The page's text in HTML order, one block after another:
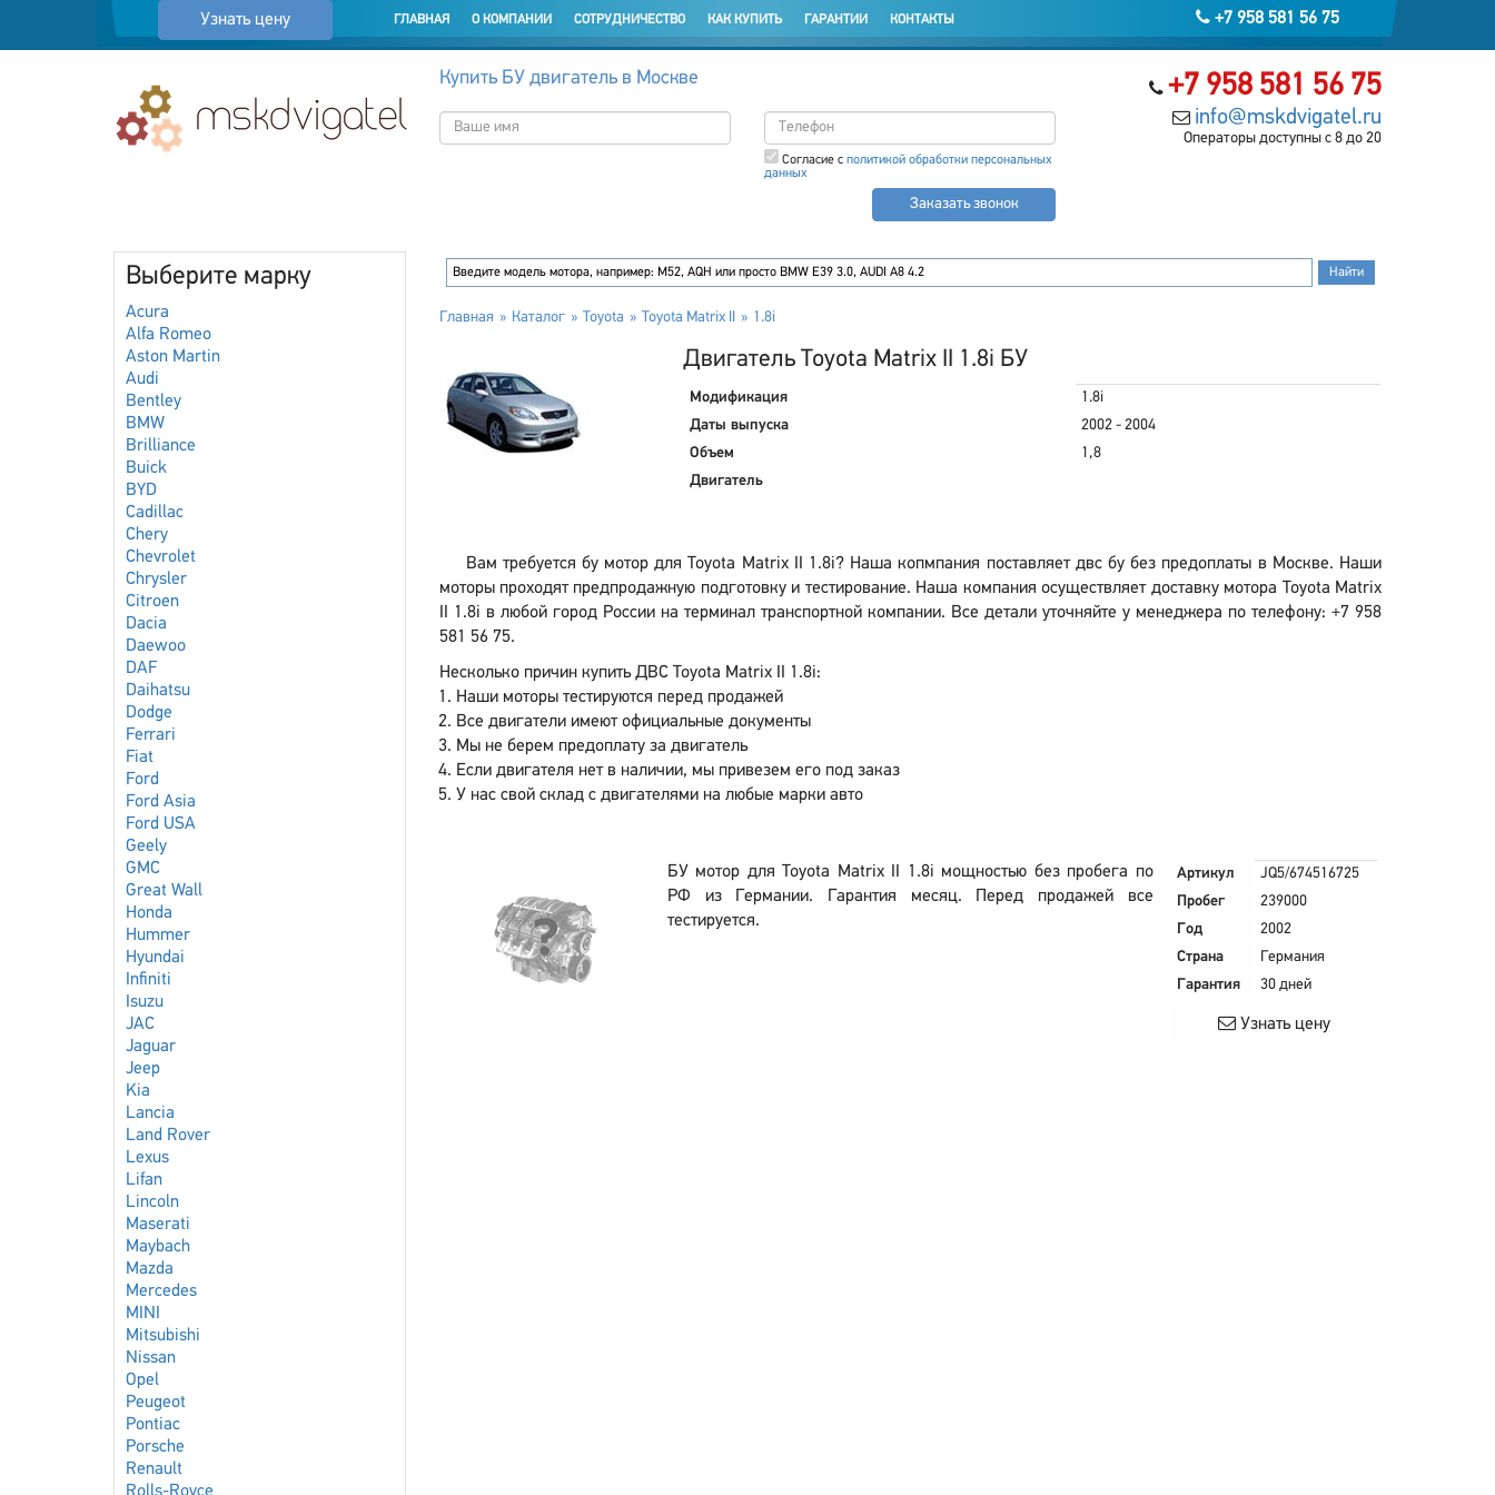
Узнать цену +7 958 581 56 75
ГЛАВНАЯ О КОМПАНИИ СОТРУДНИЧЕСТВО КАК КУПИТЬ ГАРАНТИИ КОНТАКТЫ
+7 958 581 56 75
info@mskdvigatel.ru
Операторы доступны с 8 до 20
Купить БУ двигатель в Москве
Согласие с политикой обработки персональных
данных
Заказать звонок
Выберите марку
Acura
Alfa Romeo
Aston Martin
Audi
Bentley
BMW
Brilliance
Buick
BYD
Cadillac
Chery
Chevrolet
Chrysler
Citroen
Dacia
Daewoo
DAF
Daihatsu
Dodge
Ferrari
Fiat
Ford
Ford Asia
Ford USA
Geely
GMC
Great Wall
Honda
Hummer
Hyundai
Infiniti
Isuzu
JAC
Jaguar
Jeep
Kia
Lancia
Land Rover
Lexus
Lifan
Lincoln
Maserati
Maybach
Mazda
Mercedes
MINI
Mitsubishi
Nissan
Opel
Peugeot
Pontiac
Porsche
Renault
Главная Каталог Toyota Toyota Matrix II 1.8i
Двигатель Toyota Matrix II 1.8i БУ
Модификация
1.8i
Даты выпуска
2002 - 2004
Объем
1,8
Двигатель
Вам требуется бу мотор для Toyota Matrix II 1.8i? Наша копмпания поставляет двс бу без предоплаты в Москве. Наши
моторы проходят предпродажную подготовку и тестирование. Наша компания осуществляет доставку мотора Toyota Matrix
II 1.8i в любой город России на терминал транспортной компании. Все детали уточняйте у менеджера по телефону: +7 958
581 56 75.
Несколько причин купить ДВС Toyota Matrix II 1.8i:
Наши моторы тестируются перед продажей
Все двигатели имеют официальные документы
Мы не берем предоплату за двигатель
Если двигателя нет в наличии, мы привезем его под заказ
У нас свой склад с двигателями на любые марки авто
БУ мотор для Toyota Matrix II 1.8i мощностью без пробега по
РФ из Германии. Гарантия месяц. Перед продажей все
тестируется.
Артикул
JQ5/674516725
Пробег
239000
Год
2002
Страна
Германия
Гарантия
30 дней
Узнать цену